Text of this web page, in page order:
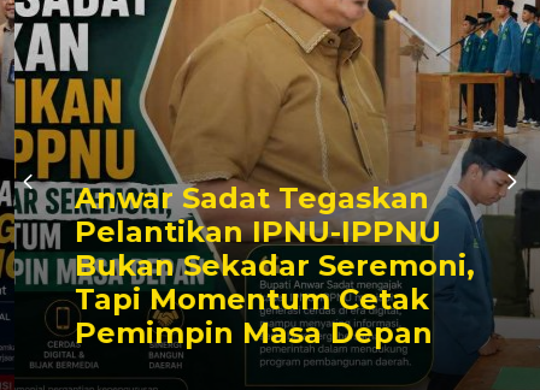
Anwar Sadat Tegaskan
Pelantikan IPNU-IPPNU
Bukan Sekadar Seremoni,
Tapi Momentum Cetak
Pemimpin Masa Depan